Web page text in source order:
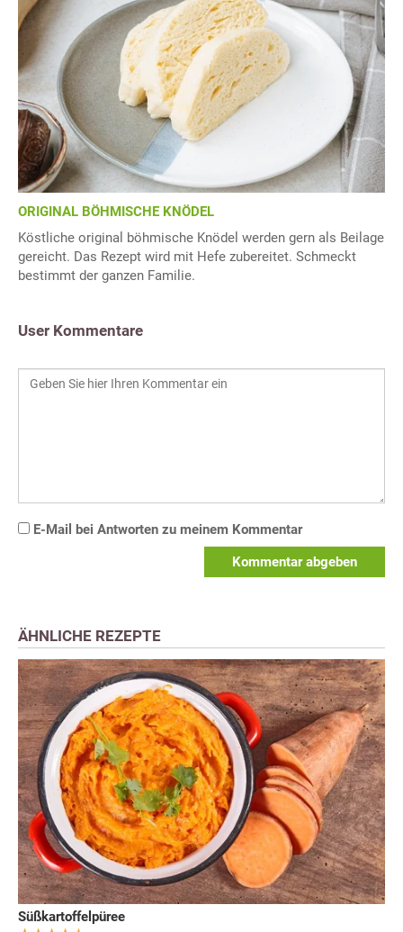
ORIGINAL BÖHMISCHE KNÖDEL
Köstliche original böhmische Knödel werden gern als Beilage
gereicht. Das Rezept wird mit Hefe zubereitet. Schmeckt
bestimmt der ganzen Familie.
User Kommentare
E-Mail bei Antworten zu meinem Kommentar
Kommentar abgeben
ÄHNLICHE REZEPTE
Süßkartoffelpüree